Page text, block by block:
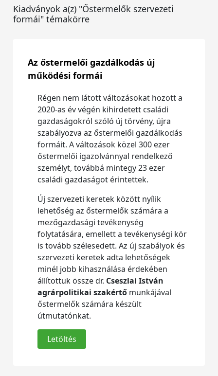
Kiadványok a(z) "Őstermelők szervezeti
formái" témakörre
Az őstermelői gazdálkodás új
működési formái
Régen nem látott változásokat hozott a
2020-as év végén kihirdetett családi
gazdaságokról szóló új törvény, újra
szabályozva az őstermelői gazdálkodás
formáit. A változások közel 300 ezer
őstermelői igazolvánnyal rendelkező
személyt, továbbá mintegy 23 ezer
családi gazdaságot érintettek.
Új szervezeti keretek között nyílik
lehetőség az őstermelők számára a
mezőgazdasági tevékenység
folytatására, emellett a tevékenységi kör
is tovább szélesedett. Az új szabályok és
szervezeti keretek adta lehetőségek
minél jobb kihasználása érdekében
állítottuk össze dr. Cseszlai István
agrárpolitikai szakértő munkájával
őstermelők számára készült
útmutatónkat.
Letöltés